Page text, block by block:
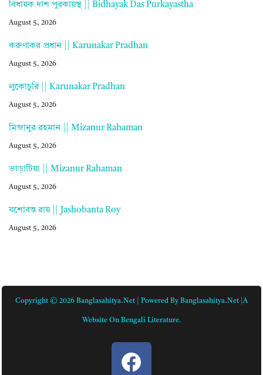
বিধায়ক দাশ পুরকায়স্থ || Bidhayak Das Purkayastha
August 5, 2026
করুণাকর প্রধান || Karunakar Pradhan
August 5, 2026
লুকোচুরি || Karunakar Pradhan
August 5, 2026
মিজানুর রহমান || Mizanur Rahaman
August 5, 2026
ভাড়াটিয়া || Mizanur Rahaman
August 5, 2026
যশোবন্ত রায় || Jashobanta Roy
August 5, 2026
Copyright © 2026 Banglasahitya.net | Powered By Banglasahitya.net |A
Website On Bengali Literature.